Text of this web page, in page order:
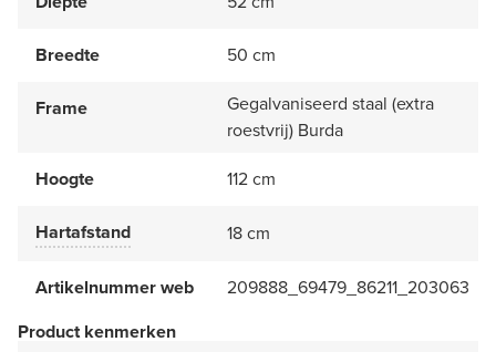
Breedte 50 cm
Frame
Gegalvaniseerd staal (extra
roestvrij) Burda
Hoogte
112 cm
Hartafstand 18 cm
Artikelnummer web
209888_69479_86211_203063
Product kenmerken